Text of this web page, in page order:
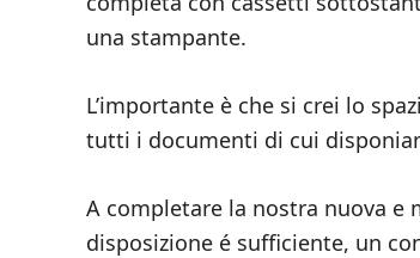
una stampante.
L’importante è che si crei lo
tutti i documenti di cui
A completare la nostra nuova e
disposizione é sufficiente, un